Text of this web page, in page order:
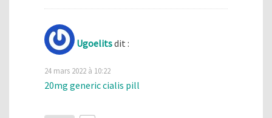
Ugoelitsdit :
24 mars 2022 à 10:22
20mg generic cialis pill